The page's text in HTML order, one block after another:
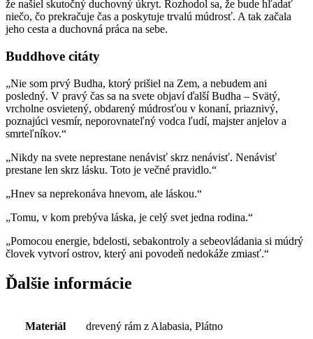
že našiel skutočný duchovný úkryt. Rozhodol sa, že bude hľadať
niečo, čo prekračuje čas a poskytuje trvalú múdrosť. A tak začala
jeho cesta a duchovná práca na sebe.
Buddhove citáty
„Nie som prvý Budha, ktorý prišiel na Zem, a nebudem ani
posledný. V pravý čas sa na svete objaví ďalší Budha – Svätý,
vrcholne osvietený, obdarený múdrosťou v konaní, priaznivý,
poznajúci vesmír, neporovnateľný vodca ľudí, majster anjelov a
smrteľníkov.“
„Nikdy na svete neprestane nenávisť skrz nenávisť. Nenávisť
prestane len skrz lásku. Toto je večné pravidlo.“
„Hnev sa neprekonáva hnevom, ale láskou.“
„Tomu, v kom prebýva láska, je celý svet jedna rodina.“
„Pomocou energie, bdelosti, sebakontroly a sebeovládania si múdrý
človek vytvorí ostrov, který ani povodeň nedokáže zmiasť.“
Ďalšie informácie
Materiál drevený rám z Alabasia, Plátno